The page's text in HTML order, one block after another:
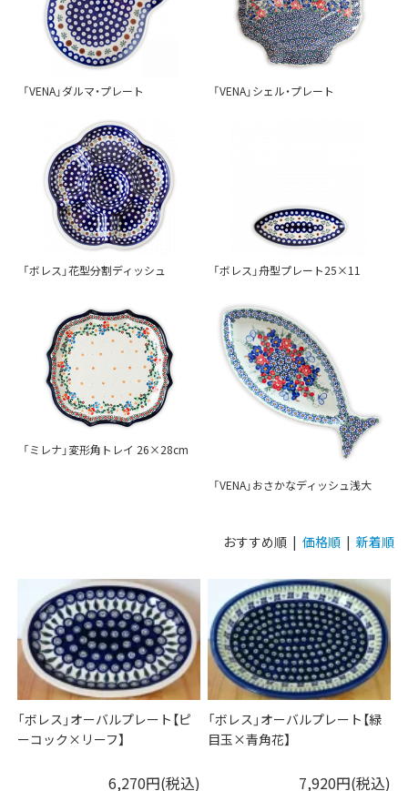
「VENA」ダルマ・プレート 「VENA」シェル・プレート
「ボレス」花型分割ディッシュ 「ボレス」舟型プレート25×11
「ミレナ」変形角トレイ 26×28cm
「VENA」おさかなディッシュ浅大
おすすめ順 | 価格順 | 新着順
「ボレス」オーバルプレート【ピ
ーコック×リーフ】
6,270円(税込)
「ボレス」オーバルプレート【緑
目玉×青角花】
7,920円(税込)